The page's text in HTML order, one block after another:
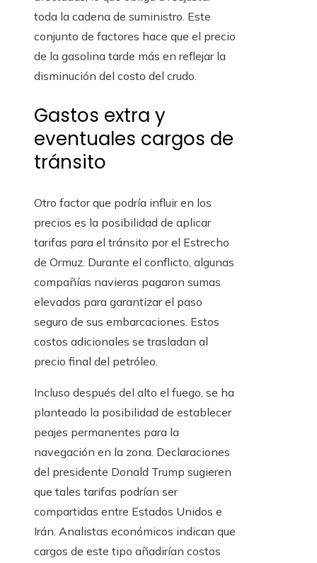
toda la cadena de suministro. Este
conjunto de factores hace que el precio
de la gasolina tarde más en reflejar la
disminución del costo del crudo.
Gastos extra y
eventuales cargos de
tránsito
Otro factor que podría influir en los
precios es la posibilidad de aplicar
tarifas para el tránsito por el Estrecho
de Ormuz. Durante el conflicto, algunas
compañías navieras pagaron sumas
elevadas para garantizar el paso
seguro de sus embarcaciones. Estos
costos adicionales se trasladan al
precio final del petróleo.
Incluso después del alto el fuego, se ha
planteado la posibilidad de establecer
peajes permanentes para la
navegación en la zona. Declaraciones
del presidente Donald Trump sugieren
que tales tarifas podrían ser
compartidas entre Estados Unidos e
Irán. Analistas económicos indican que
cargos de este tipo añadirían costos